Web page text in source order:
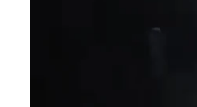
जीटी रोड पर